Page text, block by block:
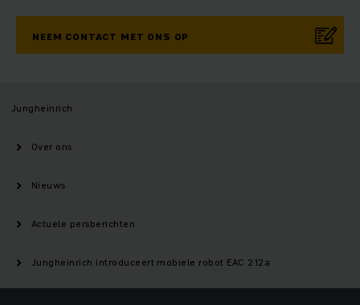
NEEM CONTACT MET ONS OP
Jungheinrich
Over ons
Nieuws
Actuele persberichten
Jungheinrich introduceert mobiele robot EAC 212a